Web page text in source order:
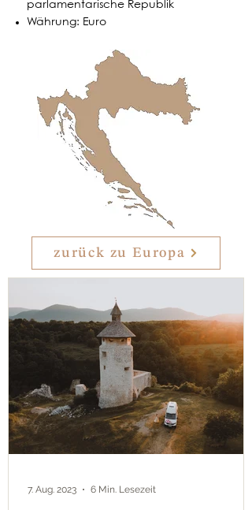
parlamentarische Republik
Währung: Euro
zurück zu Europa
7. Aug. 2023 6 Min. Lesezeit